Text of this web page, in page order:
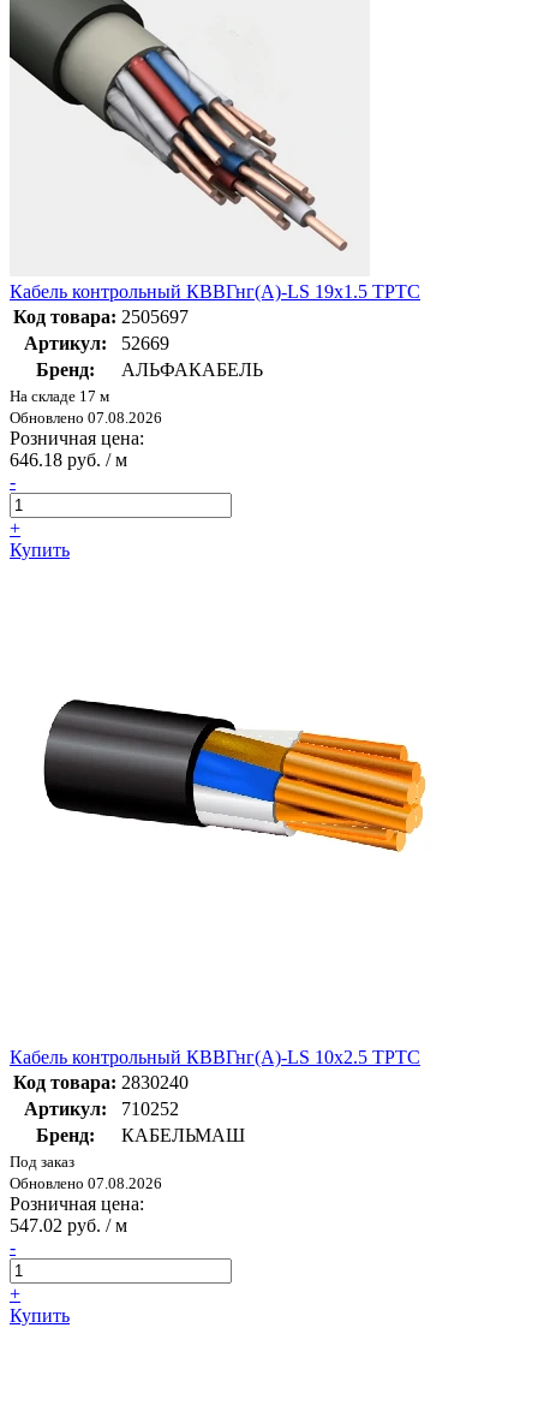
Кабель контрольный КВВГнг(А)-LS 19х1.5 ТРТС
Код товара: 2505697
Артикул:
52669
Бренд:
АЛЬФАКАБЕЛЬ
На складе 17 м
Обновлено 07.08.2026
Розничная цена:
646.18 руб. / м
-
+
Купить
Кабель контрольный КВВГнг(А)-LS 10х2.5 ТРТС
Код товара: 2830240
Артикул:
710252
Бренд:
КАБЕЛЬМАШ
Под заказ
Обновлено 07.08.2026
Розничная цена:
547.02 руб. / м
-
+
Купить